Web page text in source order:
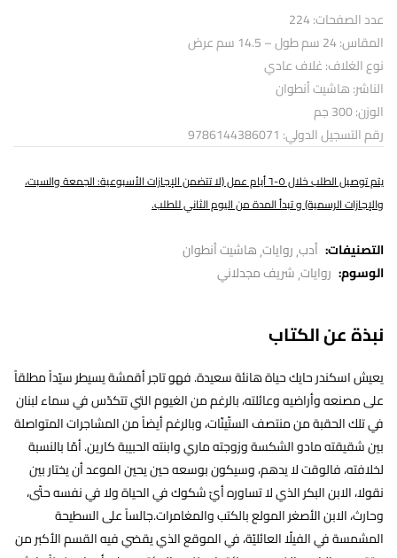
عدد الصفحات: 224
المقاس: 24 سم طول – 14.5 سم عرض
نوع الغلاف: غلاف عادي
الناشر: هاشيت أنطوان
الوزن: 300 جم
رقم التسجيل الدولي: 9786144386071
يتم توصيل الطلب خلال ٥-٦ أيام عمل (لا تتضمن الإجازات الأسبوعية: الجمعة والسبت،
والإجازات الرسمية) و تبدأ المدة من اليوم الثاني للطلب.
التصنيفات: أدب روايات هاشيت أنطوان
الوسوم: روايات شريف مجدلاني
نبذة عن الكتاب
يعيش اسكندر حايك حياة هانئة سعيدة. فهو تاجر أقمشة يسيطر سيّداً مطلقاً
على مصنعه وأراضيه وعائلته، بالرغم من الغيوم التي تتكدّس في سماء لبنان
في تلك الحقبة من منتصف الستّينّات، وبالرغم أيضاً من المشاجرات المتواصلة
بين شقيقته مادو الشكسة وزوجته ماري وابنته الحبيبة كارين. أمّا بالنسبة
لخلافته، فالوقت لا يدهم، وسيكون بوسعه حين يحين الموعد أن يختار بين
نقولا، الابن البكر الذي لا تساوره أيّ شكوك في الحياة ولا في نفسه حتّى،
وحارث، الابن الأصغر المولع بالكتب والمغامرات.جالساً على السطيحة
المشمسة في الفيلّا العائليّة، في الموقع الذي يقضي فيه القسم الأكبر من